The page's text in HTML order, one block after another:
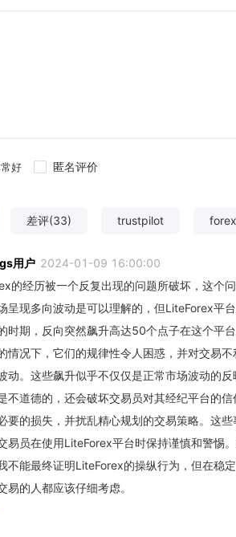
好 匿名评价
差评(33) trustpilot
用户 2024-01-09 16:00:00
的经历被一个反复出现的问题所破坏，这个
呈现多向波动是可以理解的，但LiteForex平
时期，反向突然飙升高达50个点子在这个平
情况下，它们的规律性令人困惑，并对交易
动。这些飙升似乎不仅仅是正常市场波动的
不道德的，还会破坏交易员对其经纪平台的
要的损失，并扰乱精心规划的交易策略。这
易员在使用LiteForex平台时保持谨慎和警惕
不能最终证明LiteForex的操纵行为，但在稳
易的人都应该仔细考虑。